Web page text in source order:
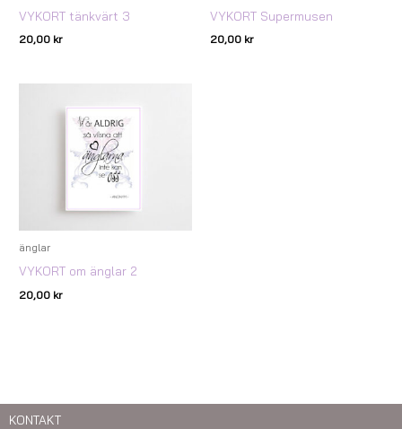
VYKORT tänkvärt 3
20,00 kr
VYKORT Supermusen
20,00 kr
änglar
VYKORT om änglar 2
20,00 kr
KONTAKT